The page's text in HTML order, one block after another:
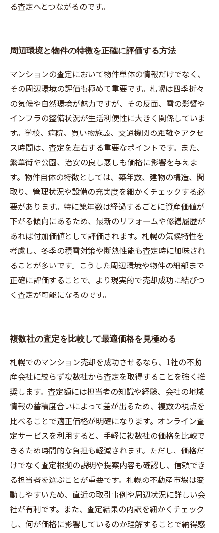
る査定へとつながるのです。
周辺環境と物件の特徴を正確に評価する方法
マンションの査定において物件単体の情報だけでなく、
その周辺環境の評価も極めて重要です。札幌は四季折々
の気候や自然環境が魅力ですが、その反面、雪の影響や
インフラの整備状況が生活利便性に大きく関係していま
す。学校、病院、買い物施設、交通機関の距離やアクセ
ス時間は、査定を左右する重要なポイントです。また、
繁華街や公園、治安の良し悪しも価格に影響を与えま
す。物件自体の特徴としては、築年数、建物の構造、間
取り、管理状況や設備の充実度を細かくチェックする必
要があります。特に築年数は経過するごとに資産価値が
下がる傾向にあるため、最新のリフォームや修繕履歴が
あれば付加価値として評価されます。札幌の気候特性を
考慮し、冬季の積雪対策や断熱性能も査定時に加味され
ることが多いです。こうした周辺環境や物件の細部まで
正確に評価することで、より現実的で売却成功に結びつ
く査定が可能になるのです。
複数社の査定を比較して最適価格を見極める
札幌でのマンション売却を成功させるなら、1社の不動
産会社に絞らず複数社から査定を取得することを強く推
奨します。査定額には担当者の知識や経験、会社の地域
情報の蓄積度合いによって差が出るため、複数の視点を
比べることで適正価格が明確になります。オンライン査
定サービスを利用すると、手軽に複数社の価格を比較で
きるため時間的な負担も軽減されます。ただし、価格だ
けでなく査定根拠の説明や提案内容も確認し、信頼でき
る担当者を選ぶことが重要です。札幌の不動産市場は変
動しやすいため、直近の取引事例や周辺状況に詳しい会
社が有利です。また、査定結果の内訳を細かくチェック
し、何が価格に影響しているのか理解することで納得感